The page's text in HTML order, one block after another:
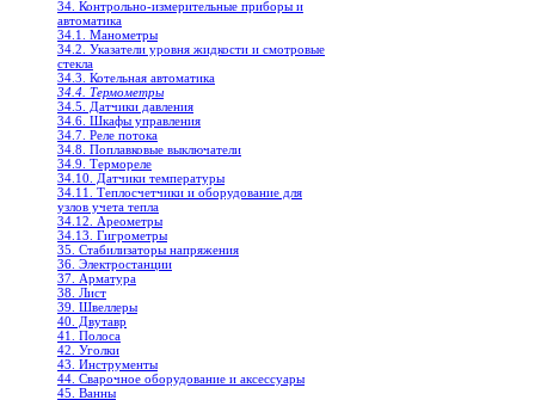
34. Контрольно-измерительные приборы и
автоматика
34.1. Манометры
34.2. Указатели уровня жидкости и смотровые
стекла
34.3. Котельная автоматика
34.4. Термометры
34.5. Датчики давления
34.6. Шкафы управления
34.7. Реле потока
34.8. Поплавковые выключатели
34.9. Термореле
34.10. Датчики температуры
34.11. Теплосчетчики и оборудование для
узлов учета тепла
34.12. Ареометры
34.13. Гигрометры
35. Стабилизаторы напряжения
36. Электростанции
37. Арматура
38. Лист
39. Швеллеры
40. Двутавр
41. Полоса
42. Уголки
43. Инструменты
44. Сварочное оборудование и аксессуары
45. Ванны